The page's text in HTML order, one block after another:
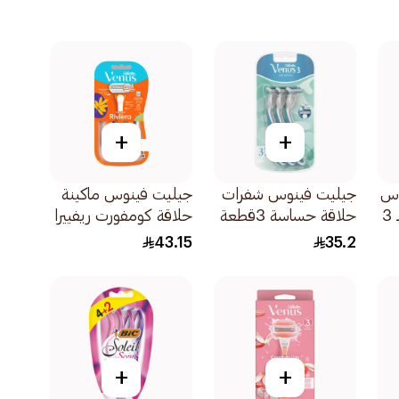
أداة وماكينة حلاقة بـ 3
+
جيليت فينوس شفرات
حلاقة حساسة 3قطعة
35.2
+
جيليت فينوس ماكينة
حلاقة كومفورت ريفييرا
2قطع
43.15
+
+